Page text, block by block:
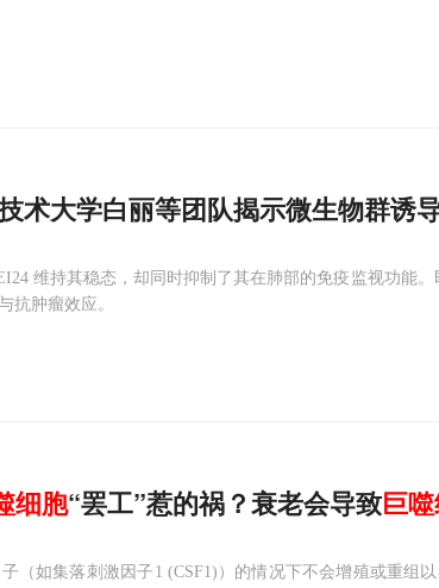
术大学白丽等团队揭示微生物群诱
维持其稳态，却同时抑制了其在肺部的免疫监视功能
抗肿瘤效应。
细胞“罢工”惹的祸？衰老会导致巨
（如集落刺激因子1 (CSF1)）的情况下不会增殖或重组